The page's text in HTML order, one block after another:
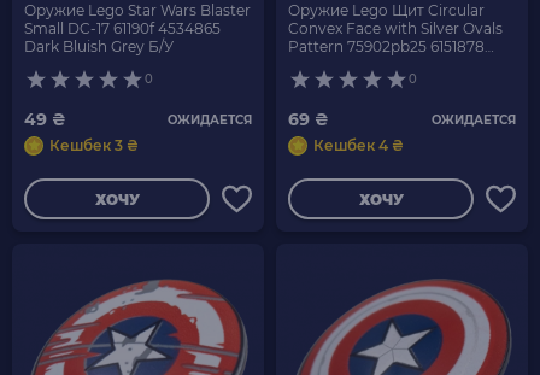
Оружие Lego Star Wars Blaster
Small DC-17 61190f 4534865
Dark Bluish Grey Б/У
0
49 ₴ ОЖИДАЕТСЯ
Кешбек 3 ₴
ХОЧУ
Оружие Lego Щит Circular
Convex Face with Silver Ovals
Pattern 75902pb25 6151878
0
69 ₴ ОЖИДАЕТСЯ
Кешбек 4 ₴
ХОЧУ